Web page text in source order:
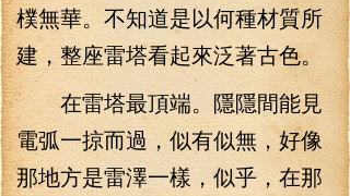
樸無華。不知道是以何種材質所
建，整座雷塔看起來泛著古色。
在雷塔最頂端。隱隱間能見
電弧一掠而過，似有似無，好像
那地方是雷澤一樣，似乎，在那